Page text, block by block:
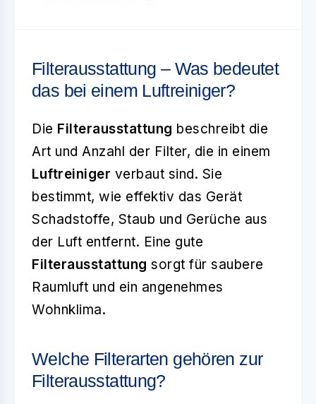
Filterausstattung – Was bedeutet
das bei einem Luftreiniger?
Die Filterausstattung beschreibt die
Art und Anzahl der Filter, die in einem
Luftreiniger verbaut sind. Sie
bestimmt, wie effektiv das Gerät
Schadstoffe, Staub und Gerüche aus
der Luft entfernt. Eine gute
Filterausstattung sorgt für saubere
Raumluft und ein angenehmes
Wohnklima.
Welche Filterarten gehören zur
Filterausstattung?